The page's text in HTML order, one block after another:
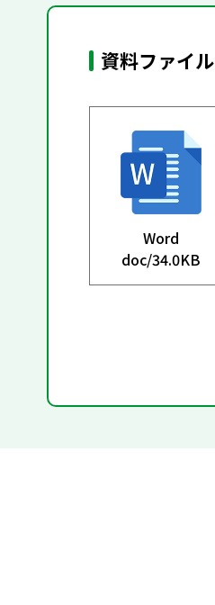
資料ファイル
Word
doc/34.0KB